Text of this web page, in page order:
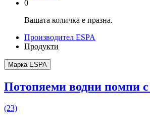
0
Вашата количка е празна.
Производител ESPA
Продукти
Марка ESPA
Потопяеми водни помпи
(23)